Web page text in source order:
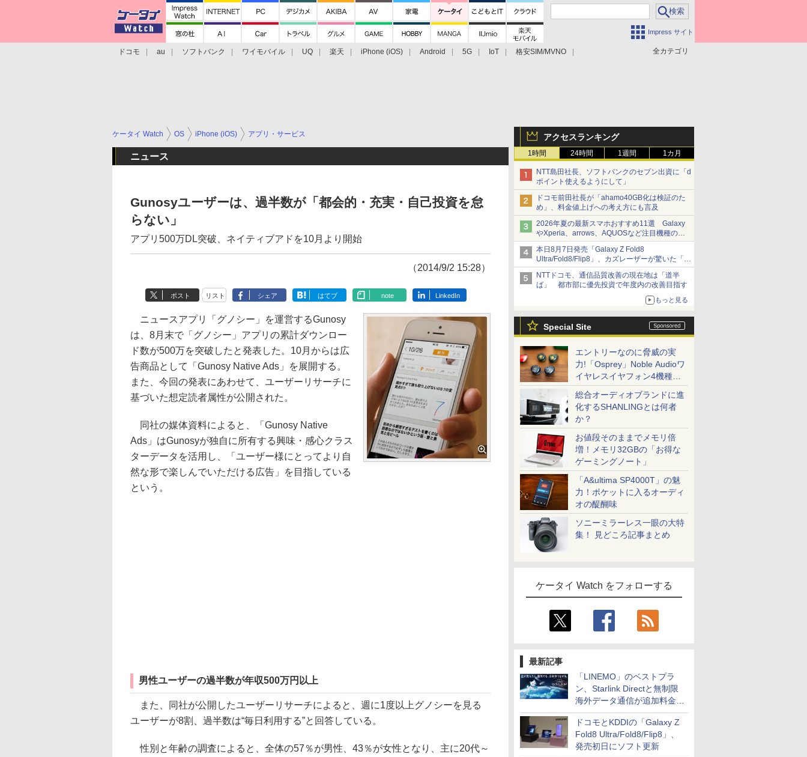
Impress サイト
全カテゴリ
ドコモ au ソフトバンク ワイモバイル UQ 楽天 iPhone (iOS) Android 5G IoT
格安SIM/MVNO
アクセスランキング
1時間 24時間 1週間 1カ月
NTT島田社長、ソフトバンクのセブン出資に「d
ポイント使えるようにして」
ドコモ前田社長が「ahamo40GB化は検証のた
め」、料金値上げへの考え方にも言及
2026年夏の最新スマホおすすめ11選 Galaxy
やXperia、arrows、AQUOSなど注目機種の特
徴は
本日8月7日発売「Galaxy Z Fold8
Ultra/Fold8/Flip8」、カズレーザーが驚いた「そ
ば屋のメニュー並みの薄さ」
NTTドコモ、通信品質改善の現在地は「道半
ば」 都市部に優先投資で年度内の改善目指す
もっと見る
Special Site
エントリーなのに脅威の実
力!「Osprey」Noble Audioワ
イヤレスイヤフォン4機種を
一気に聴く
総合オーディオブランドに進
化するSHANLINGとは何者
か？
お値段そのままでメモリ倍
増！メモリ32GBの「お得な
ゲーミングノート」
「A&ultima SP4000T」の魅
力！ポケットに入るオーディ
オの醍醐味
ソニーミラーレス一眼の大特
集！ 見どころ記事まとめ
ケータイ Watch をフォローする
最新記事
「LINEMO」のベストプラ
ン、Starlink Directと無制限
海外データ通信が追加料金な
しに
ドコモとKDDIの「Galaxy Z
Fold8 Ultra/Fold8/Flip8」、
発売初日にソフト更新
ケータイ Watch OS iPhone (iOS) アプリ・サービス
ニュース
Gunosyユーザーは、過半数が「都会的・充実・自己投資を怠
らない」
アプリ500万DL突破、ネイティブアドを10月より開始
（2014/9/2 15:28）
ポスト リスト シェア はてブ note LinkedIn
ニュースアプリ「グノシー」を運営するGunosy
は、8月末で「グノシー」アプリの累計ダウンロー
ド数が500万を突破したと発表した。10月からは広
告商品として「Gunosy Native Ads」を展開する。
また、今回の発表にあわせて、ユーザーリサーチに
基づいた想定読者属性が公開された。
同社の媒体資料によると、「Gunosy Native
Ads」はGunosyが独自に所有する興味・感心クラス
ターデータを活用し、「ユーザー様にとってより自
然な形で楽しんでいただける広告」を目指している
という。
男性ユーザーの過半数が年収500万円以上
また、同社が公開したユーザーリサーチによると、週に1度以上グノシーを見る
ユーザーが8割、過半数は“毎日利用する”と回答している。
性別と年齢の調査によると、全体の57％が男性、43％が女性となり、主に20代～